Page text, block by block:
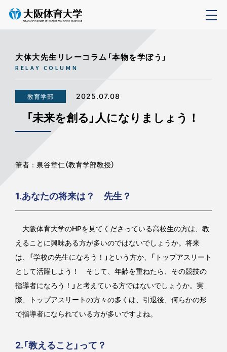
大体大先生リレーコラム「本物を学ぼう」
RELAY COLUMN
教育学部 2025.07.08
「未来を創る」人になりましょう！
筆者：泉谷章仁（教育学部教授）
1.あなたの将来は？ 先生？
大阪体育大学のHPを見てくださっている高校生の方は、教
えることに興味ある方が多いのではないでしょうか。将来
は、「学校の先生になろう！」という方か、「トップアスリート
として活躍しよう！ そして、年齢を重ねたら、その競技の
指導者になろう！」と考えている方ではないでしょうか。実
際、トップアスリートの方々の多くは、引退後、何らかの形
で指導者になられている方が多いですよね。
2.「教えること」って？